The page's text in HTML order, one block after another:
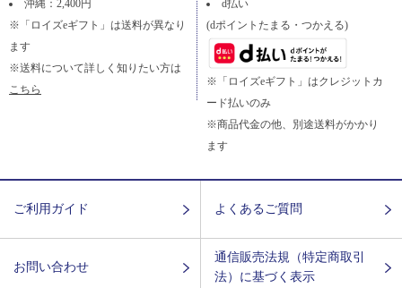
沖縄：2,400円
※「ロイズeギフト」は送料が異なり
ます
※送料について詳しく知りたい方は
こちら
d払い
(dポイントたまる・つかえる)
※「ロイズeギフト」はクレジットカ
ード払いのみ
※商品代金の他、別途送料がかかり
ます
ご利用ガイド よくあるご質問
お問い合わせ
通信販売法規（特定商取引
法）に基づく表示